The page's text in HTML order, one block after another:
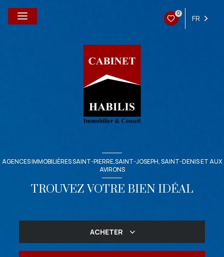
0
FR
AGENCES IMMOBILIÈRES SAINT-PIERRE,SAINT-JOSEPH, SAINT-DENIS ET AUX
AVIRONS
TROUVEZ VOTRE BIEN IDÉAL
ACHETER